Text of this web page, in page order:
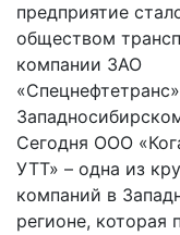
предприятие
обществом
компании ЗАО
Сегодня ООО
УТТ» – одна из
компаний в
регионе, которая